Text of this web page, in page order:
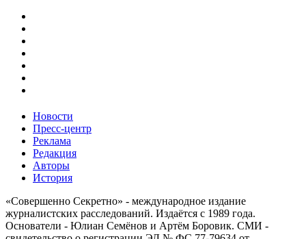
Новости
Пресс-центр
Реклама
Редакция
Авторы
История
«Совершенно Секретно» - международное издание
журналистских расследований. Издаётся с 1989 года.
Основатели - Юлиан Семёнов и Артём Боровик. CМИ -